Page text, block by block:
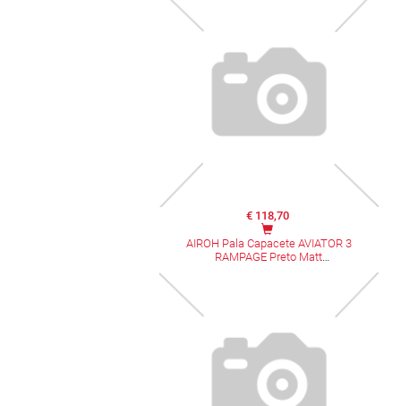
€ 118,70
AIROH Pala Capacete AVIATOR 3
RAMPAGE Preto Matt